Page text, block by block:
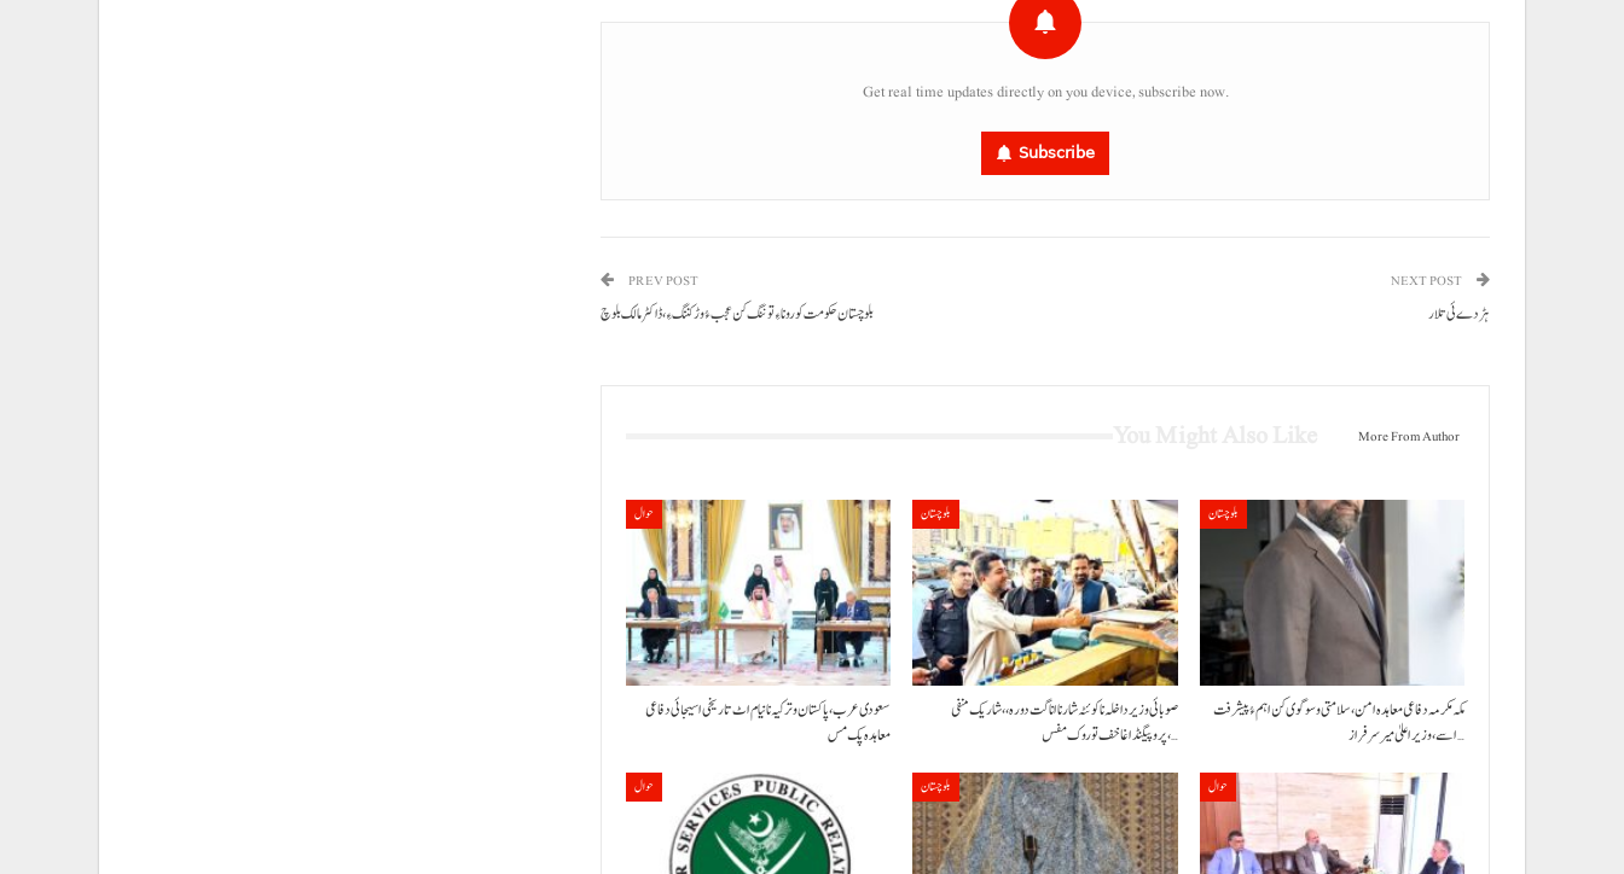
Get real time updates directly on you device, subscribe now.
Subscribe
PREV POST
بلوچستان حکومت کورونا ءِ توننگ کن عجب ءُ وڑ کننگ ءِ، ڈاکٹر مالک بلوچ
NEXT POST
ہڑدے ئی تلار
More From Author
حوال
سعودی عرب، پاکستان و ترکیہ نا نیام اٹ تاریخی اسیجائی دفاعی
معاہدہ پک مس
بلوچستان
صوبائی وزیر داخلہ نا کوئٹہ شار نا اناگت دورہ،، شاریک منفی
پروپیگنڈا غا خف توروک مفس،…
بلوچستان
مکہ مکرمہ دفاعی معاہدہ امن، سلامتی و سوگوی کن اہم ءُ پیشرفت
اسے،وزیراعلیٰ میر سرفراز…
حوال بلوچستان حوال